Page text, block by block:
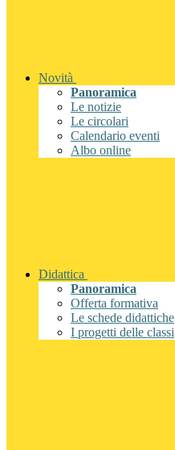
Novità
Panoramica
Le notizie
Le circolari
Calendario eventi
Albo online
Didattica
Panoramica
Offerta formativa
Le schede didattiche
I progetti delle classi